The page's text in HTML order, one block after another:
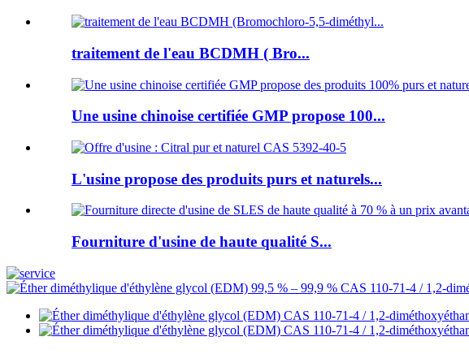
traitement de l'eau BCDMH ( Bro...
Une usine chinoise certifiée GMP propose 100...
L'usine propose des produits purs et naturels...
Fourniture d'usine de haute qualité S...